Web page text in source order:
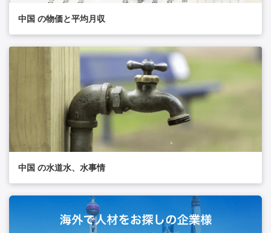
中国 の物価と平均月収
中国 の水道水、水事情